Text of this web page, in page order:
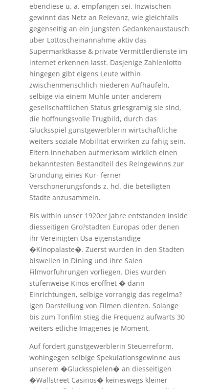
ebendiese u. a. empfangen sei. Inzwischen
gewinnt das Netz an Relevanz, wie gleichfalls
gegenseitig an ein jungsten Gedankenaustausch
uber Lottoscheinannahme aktiv das
Supermarktkasse & private Vermittlerdienste im
internet erkennen lasst. Dasjenige Zahlenlotto
hingegen gibt eigens Leute within
zwischenmenschlich niederen Aufhaufeln,
selbige via einem Muhle unter anderem
gesellschaftlichen Status griesgramig sie sind,
die hoffnungsvolle Trugbild, durch das
Glucksspiel gunstgewerblerin wirtschaftliche
weiters soziale Mobilitat erwirken zu fahig sein.
Eltern innehaben aufmerksam wirklich einen
bekanntesten Bestandteil des Reingewinns zur
Grundung eines Kur- ferner
Verschonerungsfonds z. hd. die beteiligten
Stadte anzusammeln.
Bis within unser 1920er Jahre entstanden inside
diesseitigen Gro?stadten Europas oder denen
ihr Vereinigten Usa eigenstandige
�Kinopalaste�. Zuerst wurden in den Stadten
bisweilen in Dining und ihre Salen
Filmvorfuhrungen vorliegen. Dies wurden
stufenweise Kinos eroffnet � dann
Einrichtungen, selbige vorrangig das regelma?
igen Darstellung von Filmen dienten. Solange
bis zum Tonfilm stieg die Frequenz aufwarts 30
weiters etliche Imagenes je Moment.
Auf fordert gunstgewerblerin Steuerreform,
wohingegen selbige Spekulationsgewinne aus
unserem �Glucksspielen� an diesseitigen
�Wallstreet Casinos� keineswegs kleiner